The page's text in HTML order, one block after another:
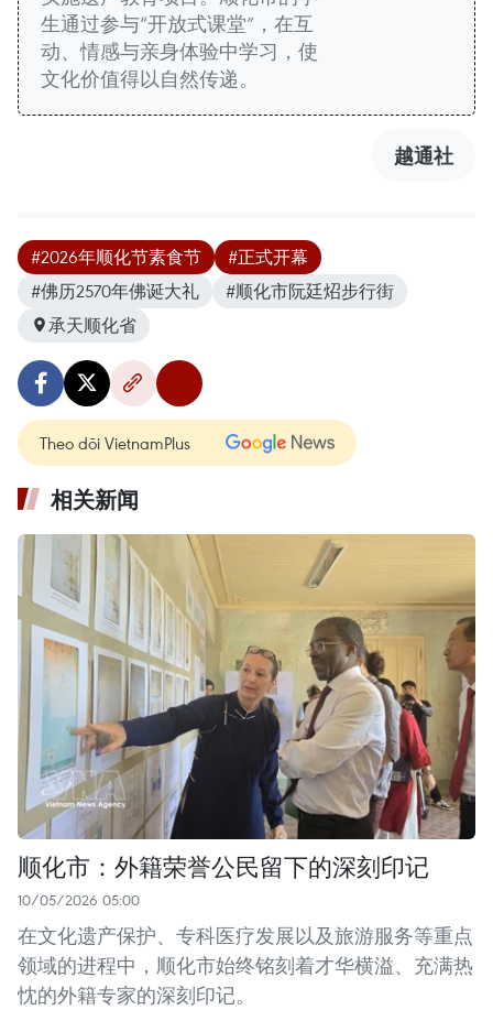
生通过参与“开放式课堂”，在互
动、情感与亲身体验中学习，使
文化价值得以自然传递。
越通社
#2026年顺化节素食节
#正式开幕
#佛历2570年佛诞大礼
#顺化市阮廷炤步行街
承天顺化省
Theo dõi VietnamPlus
相关新闻
顺化市：外籍荣誉公民留下的深刻印记
10/05/2026 05:00
在文化遗产保护、专科医疗发展以及旅游服务等重点
领域的进程中，顺化市始终铭刻着才华横溢、充满热
忱的外籍专家的深刻印记。